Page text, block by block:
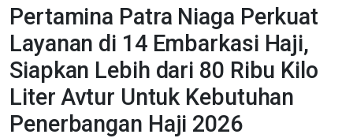
Pertamina Patra Niaga Perkuat
Layanan di 14 Embarkasi Haji,
Siapkan Lebih dari 80 Ribu Kilo
Liter Avtur Untuk Kebutuhan
Penerbangan Haji 2026